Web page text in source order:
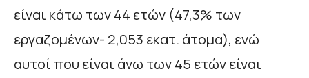
είναι κάτω των 44 ετών (47,3% των
εργαζομένων- 2,053 εκατ. άτομα), ενώ
αυτοί που είναι άνω των 45 ετών είναι